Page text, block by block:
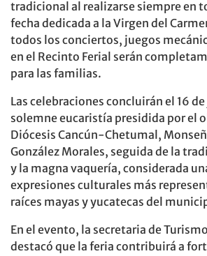
tradicional al realizarse siempre en
fecha dedicada a la Virgen del
todos los conciertos, juegos
en el Recinto Ferial serán
para las familias.
Las celebraciones concluirán el 16
solemne eucaristía presidida por el
Diócesis Cancún-Chetumal,
González Morales, seguida de la
y la magna vaquería, considerada
expresiones culturales más
raíces mayas y yucatecas del
En el evento, la secretaria de
destacó que la feria contribuirá a